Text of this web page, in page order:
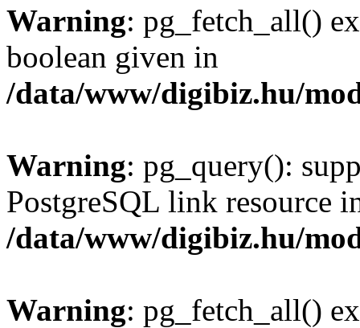
Warning: pg_fetch_all()
boolean given in
/data/www/digibiz.hu/
Warning: pg_query():
PostgreSQL link resource
/data/www/digibiz.hu/
Warning: pg_fetch_all()